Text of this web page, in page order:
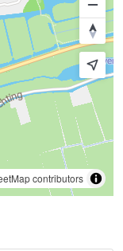
contributors